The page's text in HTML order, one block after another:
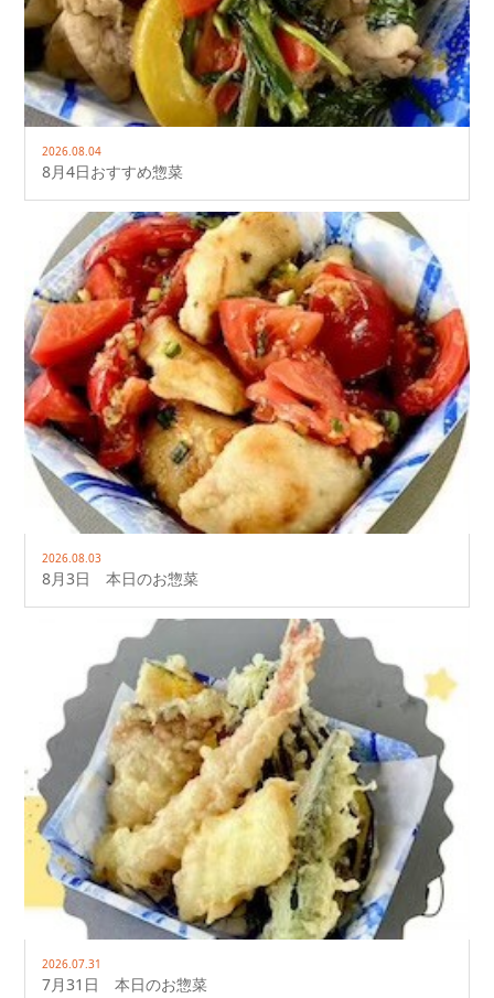
2026.08.04
8月4日おすすめ惣菜
2026.08.03
8月3日 本日のお惣菜
2026.07.31
7月31日 本日のお惣菜